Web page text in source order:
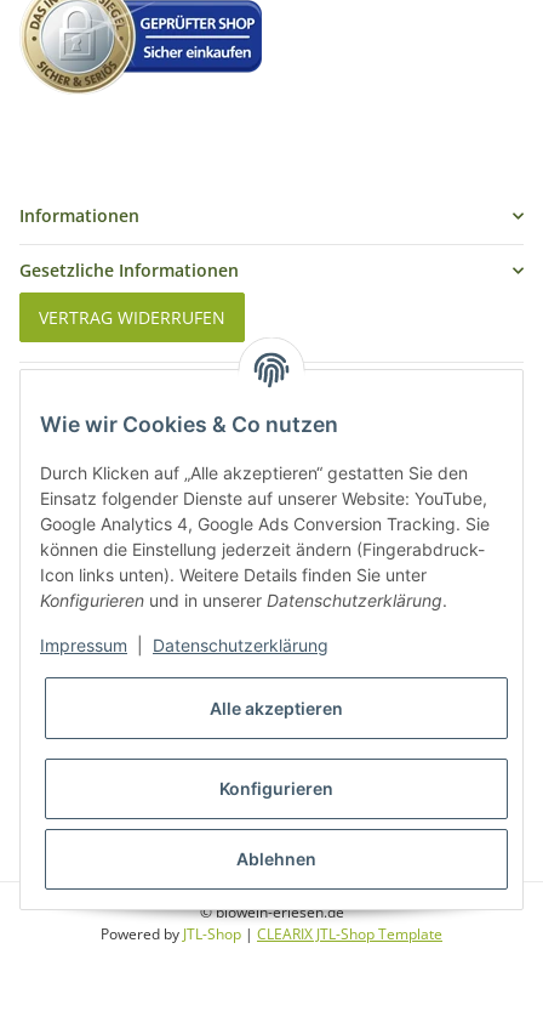
Wie wir Cookies & Co nutzen
Durch Klicken auf „Alle akzeptieren“ gestatten Sie den
Einsatz folgender Dienste auf unserer Website: YouTube,
Google Analytics 4, Google Ads Conversion Tracking. Sie
können die Einstellung jederzeit ändern (Fingerabdruck-
Icon links unten). Weitere Details finden Sie unter
Konfigurieren und in unserer Datenschutzerklärung.
Impressum Datenschutzerklärung
Alle akzeptieren
Konfigurieren
Ablehnen
Informationen
Gesetzliche Informationen
VERTRAG WIDERRUFEN
Weinbauregionen und Weinbaugebiete in Österreich
Weiße Rebsorten
Rote Rebsorten
* Alle Preise inkl. gesetzlicher USt., zzgl.Versand
© biowein-erlesen.de
Powered by JTL-Shop | CLEARIX JTL-Shop Template